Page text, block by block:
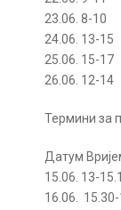
23.06. 8-10
24.06. 13-15
25.06. 15-17
26.06. 12-14
Термини за
Датум
15.06. 13-
16.06.